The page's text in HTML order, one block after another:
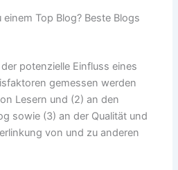
Top Blog? Beste Blogs
potenzielle Einfluss eines
gemessen werden
Lesern und (2) an den
sowie (3) an der Qualität und
von und zu anderen